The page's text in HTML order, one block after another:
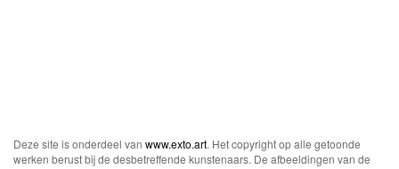
Deze site is onderdeel van www.exto.art. Het copyright op alle getoonde
werken berust bij de desbetreffende kunstenaars. De afbeeldingen van de